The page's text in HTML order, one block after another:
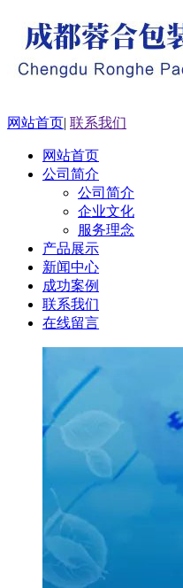
网站首页| 联系我们
网站首页
公司简介
公司简介
企业文化
服务理念
产品展示
新闻中心
成功案例
联系我们
在线留言